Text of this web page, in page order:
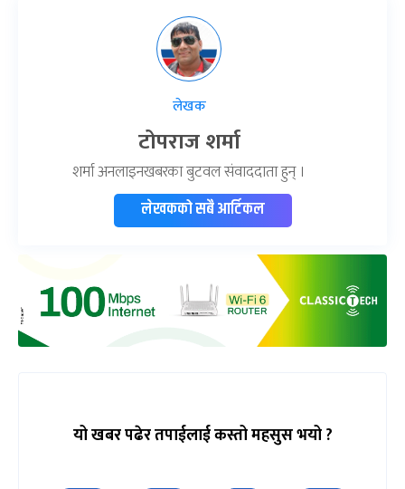
लेखक
टोपराज शर्मा
शर्मा अनलाइनखबरका बुटवल संवाददाता हुन् ।
लेखकको सबै आर्टिकल
यो खबर पढेर तपाईलाई कस्तो महसुस भयो ?